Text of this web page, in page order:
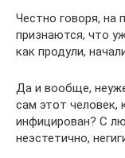
Честно говоря, на
признаются, что
как продули,
Да и вообще,
сам этот
инфицирован? С
неэстетично,